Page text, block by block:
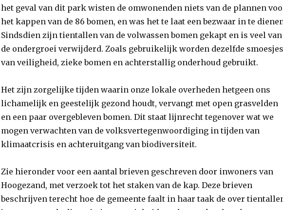
het geval van dit park wisten de omwonenden niets van de plannen
het kappen van de 86 bomen, en was het te laat een bezwaar in te
Sindsdien zijn tientallen van de volwassen bomen gekapt en is veel van
de ondergroei verwijderd. Zoals gebruikelijk worden dezelfde smoesjes
van veiligheid, zieke bomen en achterstallig onderhoud gebruikt.
Het zijn zorgelijke tijden waarin onze lokale overheden hetgeen ons
lichamelijk en geestelijk gezond houdt, vervangt met open grasvelden
en een paar overgebleven bomen. Dit staat lijnrecht tegenover wat we
mogen verwachten van de volksvertegenwoordiging in tijden van
klimaatcrisis en achteruitgang van biodiversiteit.
Zie hieronder voor een aantal brieven geschreven door inwoners van
Hoogezand, met verzoek tot het staken van de kap. Deze brieven
beschrijven terecht hoe de gemeente faalt in haar taak de over